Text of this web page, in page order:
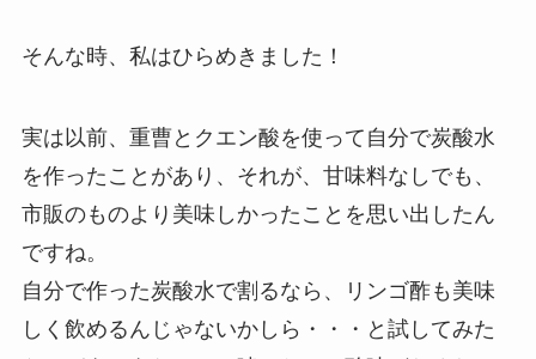
そんな時、私はひらめきました！
実は以前、重曹とクエン酸を使って自分で炭酸水
を作ったことがあり、それが、甘味料なしでも、
市販のものより美味しかったことを思い出したん
ですね。
自分で作った炭酸水で割るなら、リンゴ酢も美味
しく飲めるんじゃないかしら・・・と試してみた